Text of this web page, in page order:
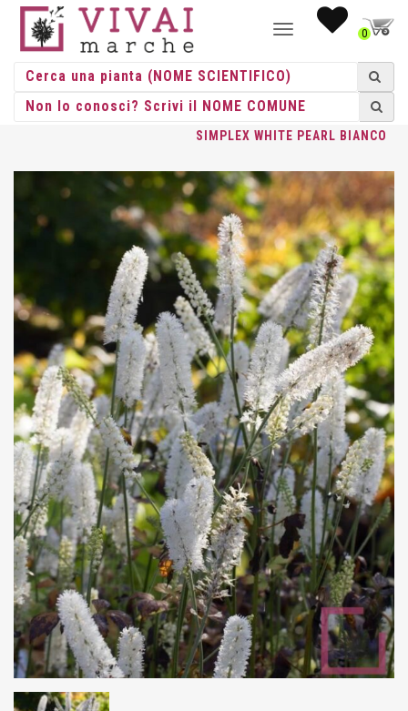
NAVIGAZIONE0
HOME/ERBACEE /ERBACEE PERENNI / ACTAEA / ACTAEA
SIMPLEX WHITE PEARL BIANCO